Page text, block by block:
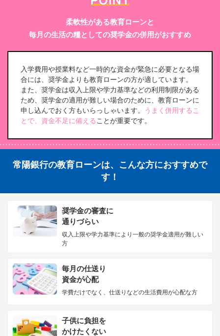
柔軟性がある教育ローンと
毎月の生活の糧としての奨学金の併用がおすすめ
入学費用や授業料など一時的な資金が緊急に必要となる場
合には、奨学金よりも教育ローンの方が適しています。
また、奨学金は収入上限や学力基準などの利用制限がある
ため、奨学金の適用が難しい場合のために、教育ローンに
申し込んでおく方もいらっしゃいます。
うまく併用するこ
とで、資金不足に備える ことが重要です。
常陽銀行の教育ローンは、こんな方におすすめで
す！
奨学金の審査に
通りづらい
収入上限や学力基準により一般の奨学金適用が難しい
方
毎月の仕送り
資金が心配
学費だけでなく、仕送りなどの生活費用が心配な方
子供に負担を
かけたくない